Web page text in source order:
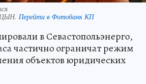
Перейти в Фотобанк КП
в Севастопольэнерго,
частично ограничат режим
объектов юридических